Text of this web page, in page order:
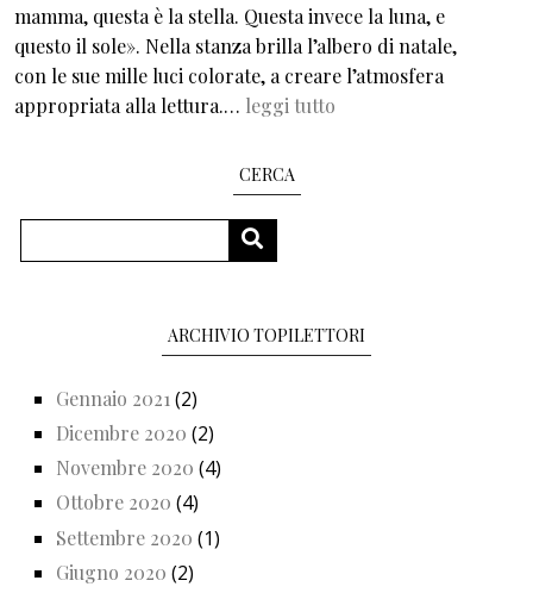
mamma, questa è la stella. Questa invece la luna, e
questo il sole». Nella stanza brilla l’albero di natale,
con le sue mille luci colorate, a creare l’atmosfera
appropriata alla lettura.… leggi tutto
CERCA
CERCA
ARCHIVIO TOPILETTORI
Gennaio 2021 (2)
Dicembre 2020 (2)
Novembre 2020 (4)
Ottobre 2020 (4)
Settembre 2020 (1)
Giugno 2020 (2)